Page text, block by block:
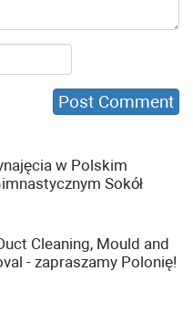
w Polskim
Sokół
Cleaning, Mould and
- zapraszamy Polonię!